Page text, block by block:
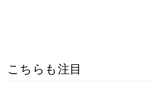
こちらも注目